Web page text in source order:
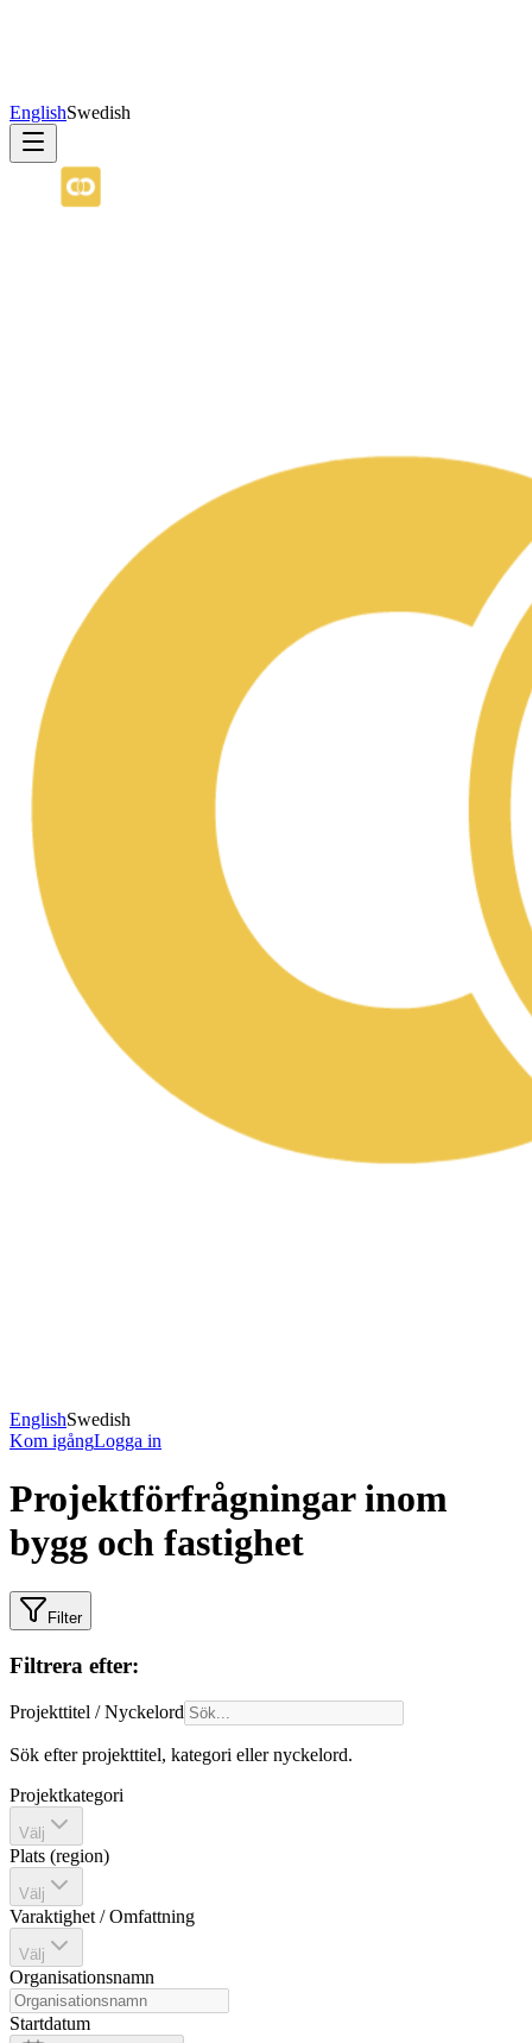
EnglishSwedish
EnglishSwedish
Kom igångLogga in
Projektförfrågningar inom
bygg och fastighet
Filter
Filtrera efter:
Projekttitel / Nyckelord
Sök efter projekttitel, kategori eller nyckelord.
Projektkategori
Välj
Plats (region)
Välj
Varaktighet / Omfattning
Välj
Organisationsnamn
Startdatum